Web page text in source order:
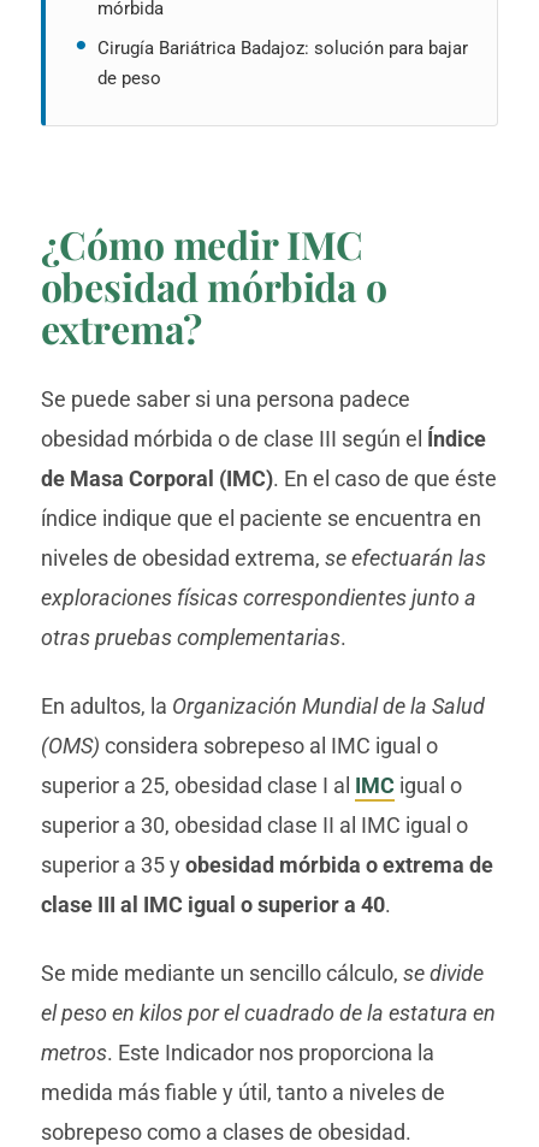
mórbida
Cirugía Bariátrica Badajoz: solución para bajar
de peso
¿Cómo medir IMC
obesidad mórbida o
extrema?
Se puede saber si una persona padece
obesidad mórbida o de clase III según el Índice
de Masa Corporal (IMC). En el caso de que éste
índice indique que el paciente se encuentra en
niveles de obesidad extrema, se efectuarán las
exploraciones físicas correspondientes junto a
otras pruebas complementarias.
En adultos, la Organización Mundial de la Salud
(OMS) considera sobrepeso al IMC igual o
superior a 25, obesidad clase I al IMCigual o
superior a 30, obesidad clase II al IMC igual o
superior a 35 yobesidad mórbida o extrema de
clase III al IMC igual o superior a 40.
Se mide mediante un sencillo cálculo, se divide
el peso en kilos por el cuadrado de la estatura en
metros. Este Indicador nos proporciona la
medida más fiable y útil, tanto a niveles de
sobrepeso como a clases de obesidad.